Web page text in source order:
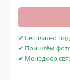
✔ Бесплатно
✔ Пришлём
✔ Менеджер